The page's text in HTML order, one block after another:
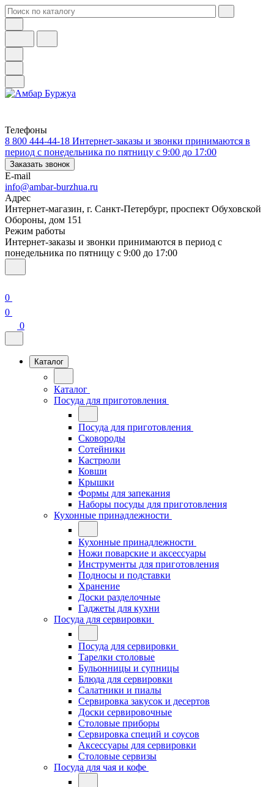
Телефоны
8 800 444-44-18 Интернет-заказы и звонки принимаются в
период с понедельника по пятницу с 9:00 до 17:00
Заказать звонок
E-mail
info@ambar-burzhua.ru
Адрес
Интернет-магазин, г. Санкт-Петербург, проспект Обуховской
Обороны, дом 151
Режим работы
Интернет-заказы и звонки принимаются в период с
понедельника по пятницу с 9:00 до 17:00
0
0
0
Каталог
Каталог
Посуда для приготовления
Посуда для приготовления
Сковороды
Сотейники
Кастрюли
Ковши
Крышки
Формы для запекания
Наборы посуды для приготовления
Кухонные принадлежности
Кухонные принадлежности
Ножи поварские и аксессуары
Инструменты для приготовления
Подносы и подставки
Хранение
Доски разделочные
Гаджеты для кухни
Посуда для сервировки
Посуда для сервировки
Тарелки столовые
Бульонницы и супницы
Блюда для сервировки
Салатники и пиалы
Сервировка закусок и десертов
Доски сервировочные
Столовые приборы
Сервировка специй и соусов
Аксессуары для сервировки
Столовые сервизы
Посуда для чая и кофе